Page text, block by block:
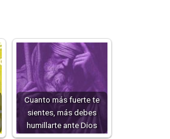
Cuanto más fuerte te
sientes, más debes
humillarte ante Dios